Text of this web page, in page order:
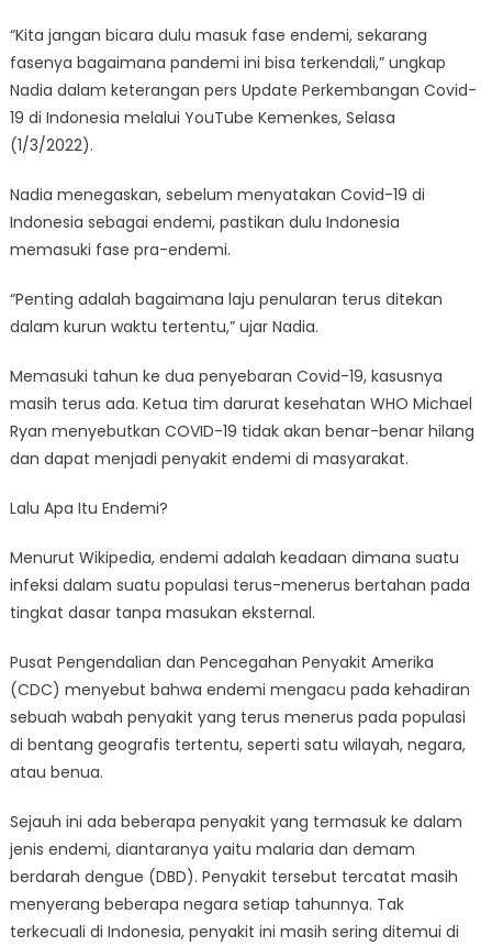
“Kita jangan bicara dulu masuk fase endemi, sekarang
fasenya bagaimana pandemi ini bisa terkendali,” ungkap
Nadia dalam keterangan pers Update Perkembangan Covid-
19 di Indonesia melalui YouTube Kemenkes, Selasa
(1/3/2022).
Nadia menegaskan, sebelum menyatakan Covid-19 di
Indonesia sebagai endemi, pastikan dulu Indonesia
memasuki fase pra-endemi.
“Penting adalah bagaimana laju penularan terus ditekan
dalam kurun waktu tertentu,” ujar Nadia.
Memasuki tahun ke dua penyebaran Covid-19, kasusnya
masih terus ada. Ketua tim darurat kesehatan WHO Michael
Ryan menyebutkan COVID-19 tidak akan benar-benar hilang
dan dapat menjadi penyakit endemi di masyarakat.
Lalu Apa Itu Endemi?
Menurut Wikipedia, endemi adalah keadaan dimana suatu
infeksi dalam suatu populasi terus-menerus bertahan pada
tingkat dasar tanpa masukan eksternal.
Pusat Pengendalian dan Pencegahan Penyakit Amerika
(CDC) menyebut bahwa endemi mengacu pada kehadiran
sebuah wabah penyakit yang terus menerus pada populasi
di bentang geografis tertentu, seperti satu wilayah, negara,
atau benua.
Sejauh ini ada beberapa penyakit yang termasuk ke dalam
jenis endemi, diantaranya yaitu malaria dan demam
berdarah dengue (DBD). Penyakit tersebut tercatat masih
menyerang beberapa negara setiap tahunnya. Tak
terkecuali di Indonesia, penyakit ini masih sering ditemui di